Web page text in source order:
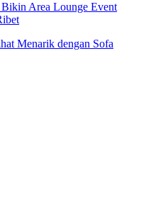
Area Lounge Event
Menarik dengan Sofa